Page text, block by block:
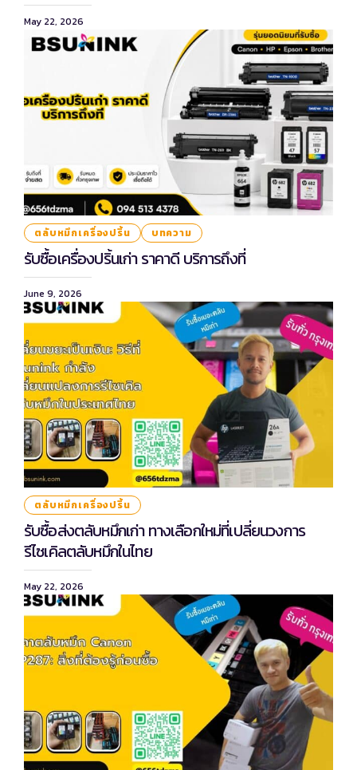
May 22, 2026
ตลับหมึกเครื่องปริ้น บทความ
รับซื้อเครื่องปริ้นเก่า ราคาดี บริการถึงที่
June 9, 2026
ตลับหมึกเครื่องปริ้น
รับซื้อส่งตลับหมึกเก่า ทางเลือกใหม่ที่เปลี่ยนวงการ
รีไซเคิลตลับหมึกในไทย
May 22, 2026